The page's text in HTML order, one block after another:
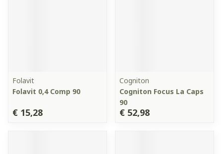
Folavit
Folavit 0,4 Comp 90
€ 15,28
Cogniton
Cogniton Focus La Caps
90
€ 52,98